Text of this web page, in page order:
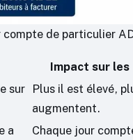
de particulier
Impact sur les
sur
Plus il est élevé,
augmentent.
a
Chaque jour